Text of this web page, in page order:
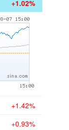
+1.02%
+1.42%
+0.93%